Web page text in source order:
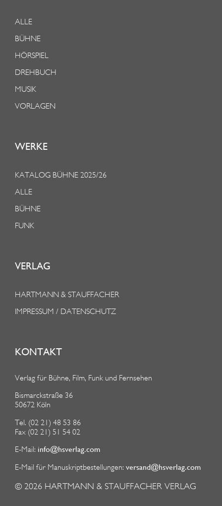
ALLE
BÜHNE
HÖRSPIEL
DREHBUCH
MUSIK
VORLAGEN
WERKE
KATALOG BÜHNE 2025/26
ALLE
BÜHNE
FUNK
VERLAG
HARTMANN & STAUFFACHER
IMPRESSUM / DATENSCHUTZ
KONTAKT
Verlag für Bühne, Film, Funk und Fernsehen
Bismarckstraße 36
50672 Köln
Tel. (02 21) 48 53 86
Fax (02 21) 51 54 02
E-Mail: info@hsverlag.com
E-Mail für Manuskriptbestellungen: versand@hsverlag.com
© 2026 HARTMANN & STAUFFACHER VERLAG